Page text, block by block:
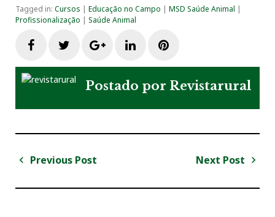
Tagged in: Cursos | Educação no Campo | MSD Saúde Animal |
Profissionalização | Saúde Animal
a
c
e
w
i
t
G
o
g
n
k
i
n
t
Postado por Revistarural
N Previous Post
Next Post